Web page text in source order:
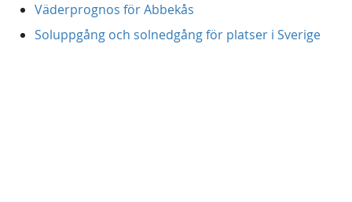
Väderprognos för Abbekås
Soluppgång och solnedgång för platser i Sverige